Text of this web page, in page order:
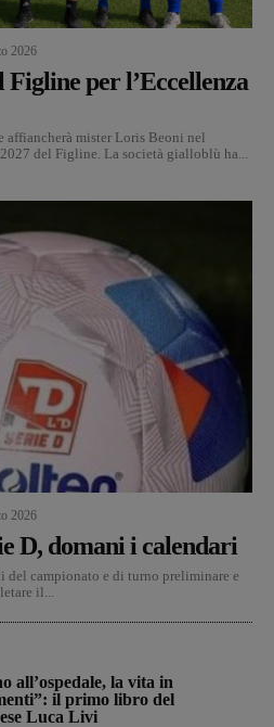
2026
per l’Eccellenza
mister Loris Beoni nel
del Figline. La società gialloblù ha...
2026
D, domani i calendari
campionato e di turno preliminare e
il...
all’ospedale, la vita in
il primo libro del
Luca Livi